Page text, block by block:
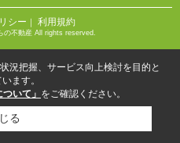
シー ｜ 利用規約
不動産 All rights reserved.
況把握、サービス向上検討を目的と
ます。
いて」 をご確認ください。
る